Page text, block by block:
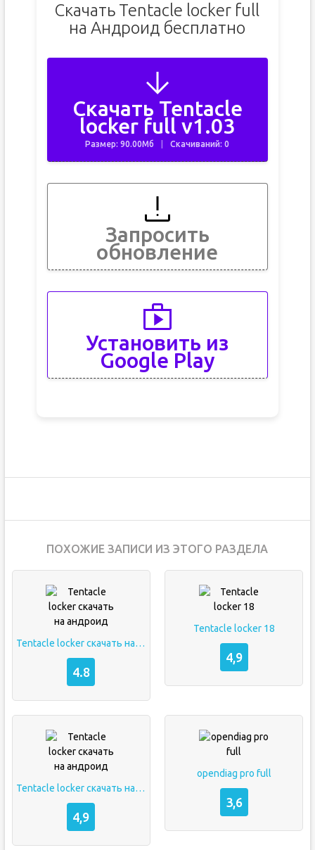
Скачать Tentacle locker full
на Андроид бесплатно
Скачать Tentacle
locker full v1.03
Размер: 90.00Мб Скачиваний: 0
Запросить
обновление
Установить из
Google Play
ПОХОЖИЕ ЗАПИСИ ИЗ ЭТОГО РАЗДЕЛА
Tentacle locker скачать на андроид
4.8
Tentacle locker 18
4,9
Tentacle locker скачать на андроид
4,9
opendiag pro full
3,6